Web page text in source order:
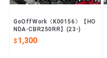
GoOffWork《K00156》【HO
NDA-CBR250RR】(23-)
1,300